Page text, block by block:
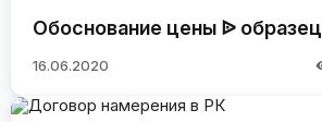
Обоснование цены ᐉ образец
16.06.2020